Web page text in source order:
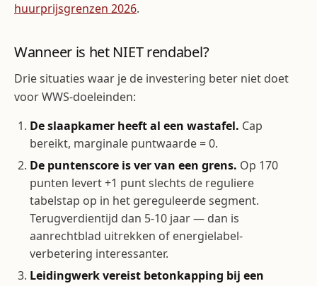
huurprijsgrenzen 2026.
Wanneer is het NIET rendabel?
Drie situaties waar je de investering beter niet doet
voor WWS-doeleinden:
De slaapkamer heeft al een wastafel. Cap
bereikt, marginale puntwaarde = 0.
De puntenscore is ver van een grens. Op 170
punten levert +1 punt slechts de reguliere
tabelstap op in het gereguleerde segment.
Terugverdientijd dan 5-10 jaar — dan is
aanrechtblad uitrekken of energielabel-
verbetering interessanter.
Leidingwerk vereist betonkapping bij een